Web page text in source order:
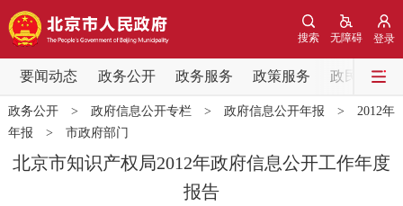
登录
无障碍
搜索
要闻动态 政务公开 政务服务 政策服务 政民互动
要闻动态
党中央精神 国务院信息 中央部委动态
北京要闻 会议信息 部门动态
政务公开> 政府信息公开专栏> 政府信息公开年报 > 2012年
年报 > 市政府部门
北京市知识产权局2012年政府信息公开工作年度
报告